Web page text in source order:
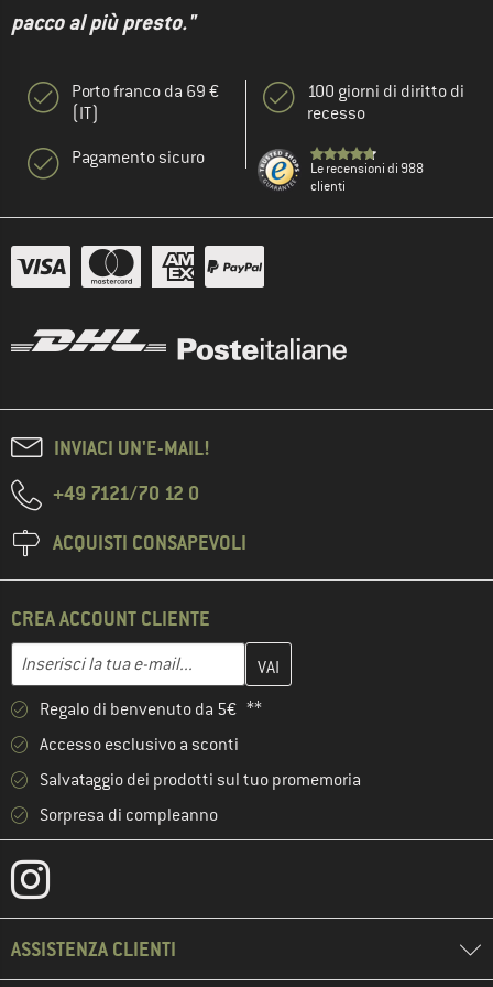
pacco al più presto."
Porto franco da 69 €
(IT)
Pagamento sicuro
100 giorni di diritto di
recesso
Le recensioni di 988
clienti
INVIACI UN'E-MAIL!
+49 7121/70 12 0
ACQUISTI CONSAPEVOLI
CREA ACCOUNT CLIENTE
Indirizzo e-mail
Inserisci qui il tuo indirizzo e-mail e crea il tuo account cliente
Regalo di benvenuto da 5€ **
Accesso esclusivo a sconti
Salvataggio dei prodotti sul tuo promemoria
Sorpresa di compleanno
ASSISTENZA CLIENTI